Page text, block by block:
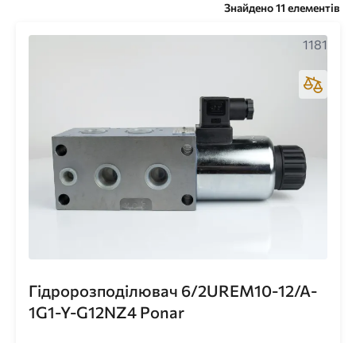
Знайдено 11 елементів
Гідророзподілювач 6/2UREM10-12/A-
1G1-Y-G12NZ4 Ponar
1181